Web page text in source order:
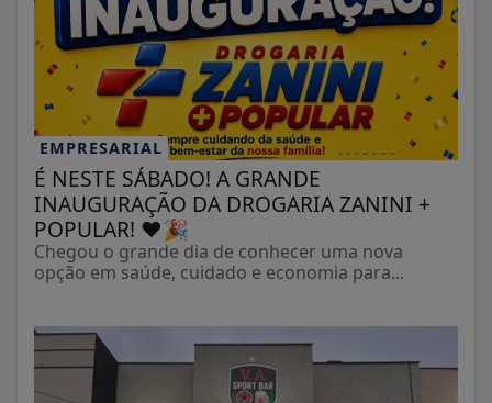
EMPRESARIAL
É NESTE SÁBADO! A GRANDE
INAUGURAÇÃO DA DROGARIA ZANINI +
POPULAR! ❤️🎉
Chegou o grande dia de conhecer uma nova
opção em saúde, cuidado e economia para...